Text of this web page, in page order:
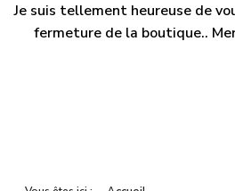
Je suis tellement heureuse de
fermeture de la boutique..